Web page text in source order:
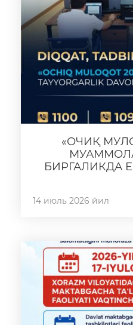
«ОЧИҚ
БИРГАЛИКДА
14 июль 2026 йил